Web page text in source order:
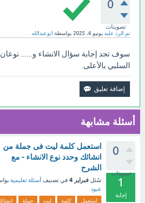
0
تصويتات
تم الرد عليه يونيو 6، 2025 بواسطة ابوعبدالله
سوف تجد إجابة سؤال الانشاء و......
السلبي بالأعلى.
أسئلة مشابهة
0
تصويتات
1
إجابة
استعمل كلمة ليت فى جملة من
انشائك وحدد نوع الانشاء - مع
الشرح
سُئل فبراير 4 في تصنيف أسئلة تعليمية
عبود
استعمل كلمة ليت جملة